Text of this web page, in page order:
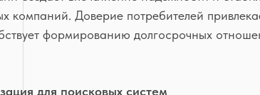
компаний. Доверие потребителей
формированию долгосрочных
для поисковых систем